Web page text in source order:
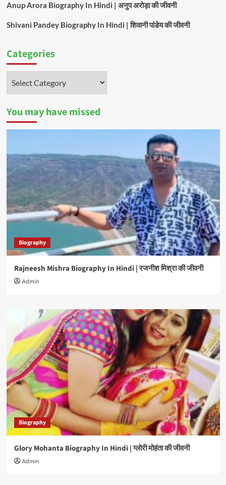
Anup Arora Biography In Hindi | अनुप अरोड़ा की जीवनी
Shivani Pandey Biography In Hindi | शिवानी पांडेय की जीवनी
Categories
You may have missed
Biography
Rajneesh Mishra Biography In Hindi | रजनीश मिश्रा की जीवनी
Admin
Biography
Glory Mohanta Biography In Hindi | ग्लोरी मोहंता की जीवनी
Admin